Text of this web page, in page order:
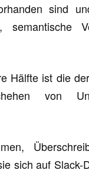
sind
Hälfte ist die
von
sich auf Slack-